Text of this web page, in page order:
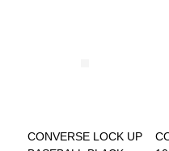
CONVERSE LOCK UP